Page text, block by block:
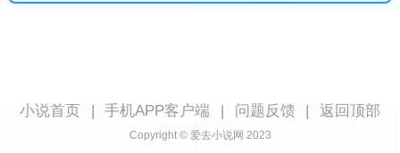
小说首页 手机APP客户端 问题反馈 返回顶部
Copyright © 爱去小说网 2023